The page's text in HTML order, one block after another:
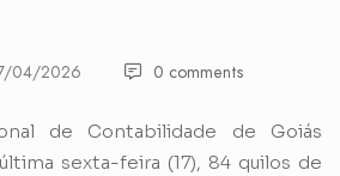
04/2026 0 comments
de Contabilidade de Goiás
sexta-feira (17), 84 quilos de